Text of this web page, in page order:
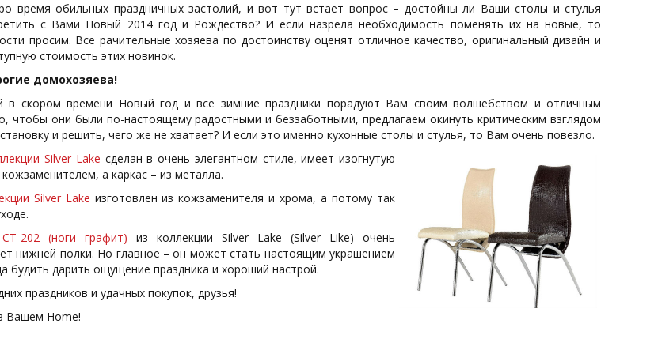
время обильных праздничных застолий, и вот тут встает вопрос – достойны ли Ваши столы и стулья
с Вами Новый 2014 год и Рождество? И если назрела необходимость поменять их на новые, то
просим. Все рачительные хозяева по достоинству оценят отличное качество, оригинальный дизайн и
стоимость этих новинок.
домохозяева!
в скором времени Новый год и все зимние праздники порадуют Вам своим волшебством и отличным
чтобы они были по-настоящему радостными и беззаботными, предлагаем окинуть критическим взглядом
и решить, чего же не хватает? И если это именно кухонные столы и стулья, то Вам очень повезло.
Silver Lake сделан в очень элегантном стиле, имеет изогнутую
а каркас – из металла.
Silver Lake изготовлен из кожзаменителя и хрома, а потому так
202 (ноги графит) из коллекции Silver Lake (Silver Like) очень
нижней полки. Но главное – он может стать настоящим украшением
будить дарить ощущение праздника и хороший настрой.
праздников и удачных покупок, друзья!
Вашем Home!